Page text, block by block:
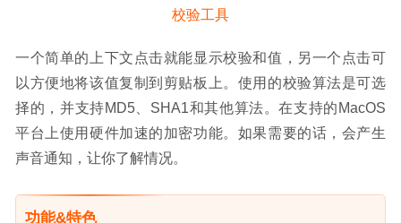
一个简单的上下文点击就能显示校验和值，另一个点击可
以方便地将该值复制到剪贴板上。使用的校验算法是可选
择的，并支持MD5、SHA1和其他算法。在支持的MacOS
平台上使用硬件加速的加密功能。如果需要的话，会产生
声音通知，让你了解情况。
功能&特色